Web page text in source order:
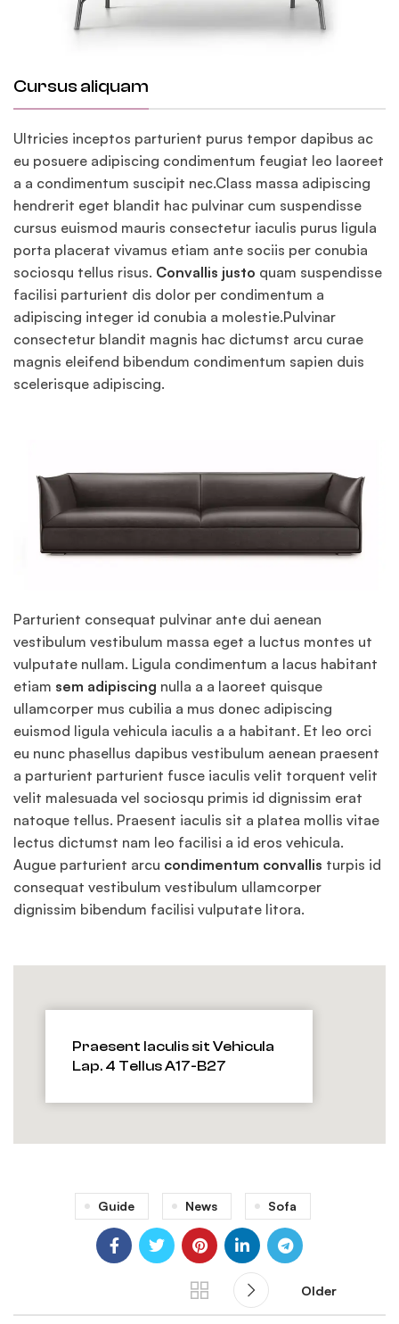
Cursus aliquam
Ultricies inceptos parturient purus tempor dapibus ac
eu posuere adipiscing condimentum feugiat leo laoreet
a a condimentum suscipit nec.Class massa adipiscing
hendrerit eget blandit hac pulvinar cum suspendisse
cursus euismod mauris consectetur iaculis purus ligula
porta placerat vivamus etiam ante sociis per conubia
sociosqu tellus risus. Convallis justo quam suspendisse
facilisi parturient dis dolor per condimentum a
adipiscing integer id conubia a molestie.Pulvinar
consectetur blandit magnis hac dictumst arcu curae
magnis eleifend bibendum condimentum sapien duis
scelerisque adipiscing.
Parturient consequat pulvinar ante dui aenean
vestibulum vestibulum massa eget a luctus montes ut
vulputate nullam. Ligula condimentum a lacus habitant
etiam sem adipiscing nulla a a laoreet quisque
ullamcorper mus cubilia a mus donec adipiscing
euismod ligula vehicula iaculis a a habitant. Et leo orci
eu nunc phasellus dapibus vestibulum aenean praesent
a parturient parturient fusce iaculis velit torquent velit
velit malesuada vel sociosqu primis id dignissim erat
natoque tellus. Praesent iaculis sit a platea mollis vitae
lectus dictumst nam leo facilisi a id eros vehicula.
Augue parturient arcu condimentum convallis turpis id
consequat vestibulum vestibulum ullamcorper
dignissim bibendum facilisi vulputate litora.
Praesent Iaculis sit Vehicula
Lap. 4 Tellus A17-B27
Guide News Sofa
Older